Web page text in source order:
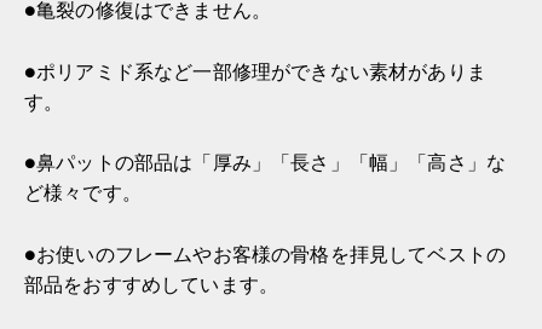
●亀裂の修復はできません。
●ポリアミド系など一部修理ができない素材がありま
す。
●鼻パットの部品は「厚み」「長さ」「幅」「高さ」な
ど様々です。
●お使いのフレームやお客様の骨格を拝見してベストの
部品をおすすめしています。